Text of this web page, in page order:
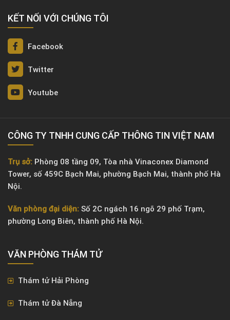
KẾT NỐI VỚI CHÚNG TÔI
Facebook
Twitter
Youtube
CÔNG TY TNHH CUNG CẤP THÔNG TIN VIỆT NAM
Trụ sở: Phòng 08 tầng 09, Tòa nhà Vinaconex Diamond
Tower, số 459C Bạch Mai, phường Bạch Mai, thành phố Hà
Nội.
Văn phòng đại diện: Số 2C ngách 16 ngõ 29 phố Trạm,
phường Long Biên, thành phố Hà Nội.
VĂN PHÒNG ​THÁM TỬ
Thám tử Hải Phòng
Thám tử Đà Nẵng